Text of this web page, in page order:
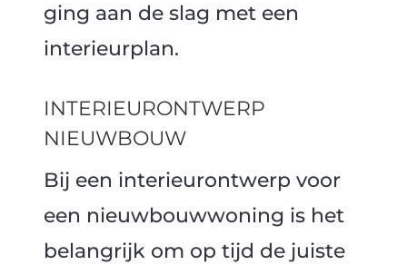
ging aan de slag met een
interieurplan.
INTERIEURONTWERP
NIEUWBOUW
Bij een interieurontwerp voor
een nieuwbouwwoning is het
belangrijk om op tijd de juiste